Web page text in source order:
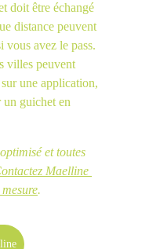
doit être échangé
distance peuvent
vous avez le pass.
villes peuvent
une application,
un guichet en
et toutes
Maelline
.